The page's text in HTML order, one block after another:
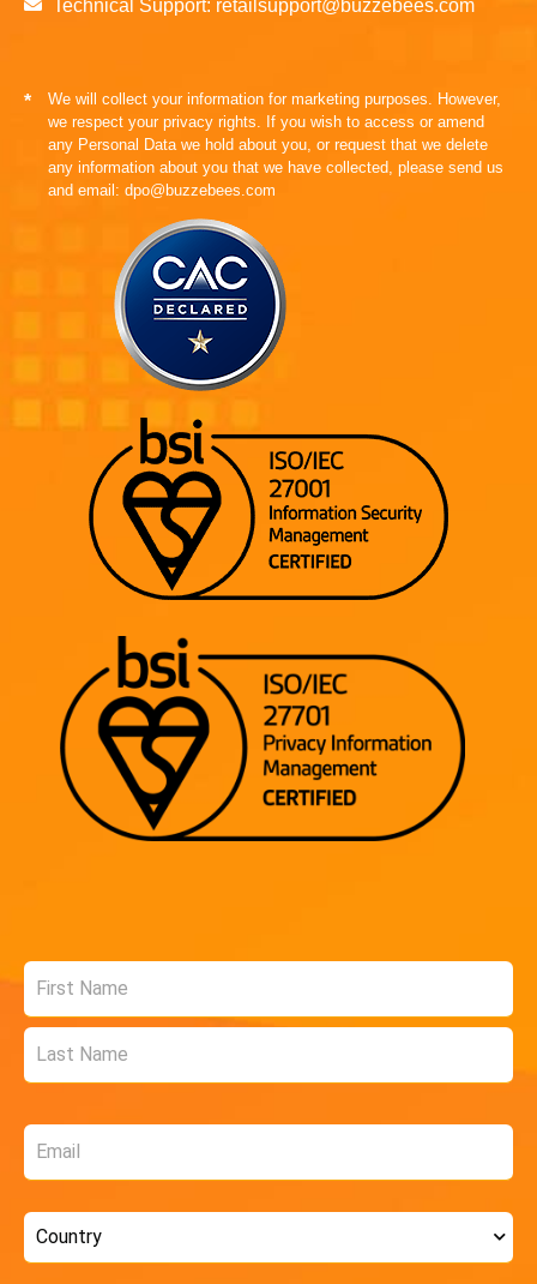
Technical Support: retailsupport@buzzebees.com
*
We will collect your information for marketing purposes. However,
we respect your privacy rights. If you wish to access or amend
any Personal Data we hold about you, or request that we delete
any information about you that we have collected, please send us
and email: dpo@buzzebees.com
Name
Email
Country